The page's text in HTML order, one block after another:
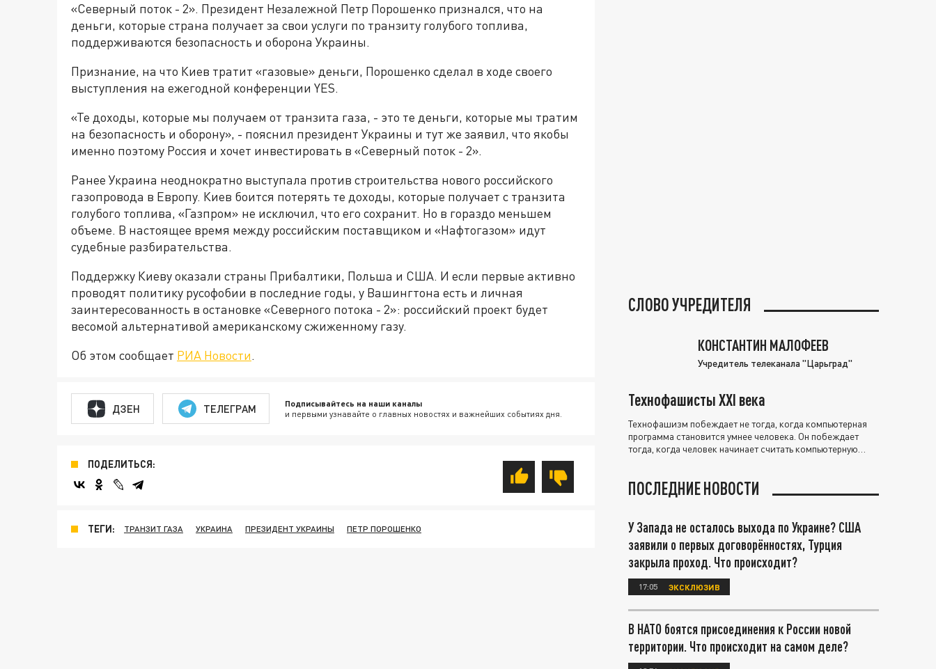
«Северный поток - 2». Президент Незалежной Петр Порошенко признался, что на
деньги, которые страна получает за свои услуги по транзиту голубого топлива,
поддерживаются безопасность и оборона Украины.
Признание, на что Киев тратит «газовые» деньги, Порошенко сделал в ходе своего
выступления на ежегодной конференции YES.
«Те доходы, которые мы получаем от транзита газа, - это те деньги, которые мы тратим
на безопасность и оборону», - пояснил президент Украины и тут же заявил, что якобы
именно поэтому Россия и хочет инвестировать в «Северный поток - 2».
Ранее Украина неоднократно выступала против строительства нового российского
газопровода в Европу. Киев боится потерять те доходы, которые получает с транзита
голубого топлива, «Газпром» не исключил, что его сохранит. Но в гораздо меньшем
объеме. В настоящее время между российским поставщиком и «Нафтогазом» идут
судебные разбирательства.
Поддержку Киеву оказали страны Прибалтики, Польша и США. И если первые активно
проводят политику русофобии в последние годы, у Вашингтона есть и личная
заинтересованность в остановке «Северного потока - 2»: российский проект будет
весомой альтернативой американскому сжиженному газу.
Об этом сообщает РИА Новости.
ДЗЕН ТЕЛЕГРАМ Подписывайтесь на наши каналы
и первыми узнавайте о главных новостях и важнейших событиях дня.
ПОДЕЛИТЬСЯ:
ТЕГИ: ТРАНЗИТ ГАЗА УКРАИНА ПРЕЗИДЕНТ УКРАИНЫ ПЕТР ПОРОШЕНКО
СЛОВО УЧРЕДИТЕЛЯ
КОНСТАНТИН МАЛОФЕЕВ
Учредитель телеканала "Царьград"
Технофашисты XXI века
Технофашизм побеждает не тогда, когда компьютерная
программа становится умнее человека. Он побеждает
тогда, когда человек начинает считать компьютерную
ПОСЛЕДНИЕ НОВОСТИ
У Запада не осталось выхода по Украине? США
заявили о первых договорённостях, Турция
закрыла проход. Что происходит?
17:05 ЭКСКЛЮЗИВ
В НАТО боятся присоединения к России новой
территории. Что происходит на самом деле?